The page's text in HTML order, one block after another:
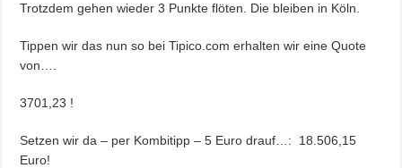
Trotzdem gehen wieder 3 Punkte flöten. Die bleiben in Köln.
Tippen wir das nun so bei Tipico.com erhalten wir eine Quote
von….
3701,23 !
Setzen wir da – per Kombitipp – 5 Euro drauf…: 18.506,15
Euro!